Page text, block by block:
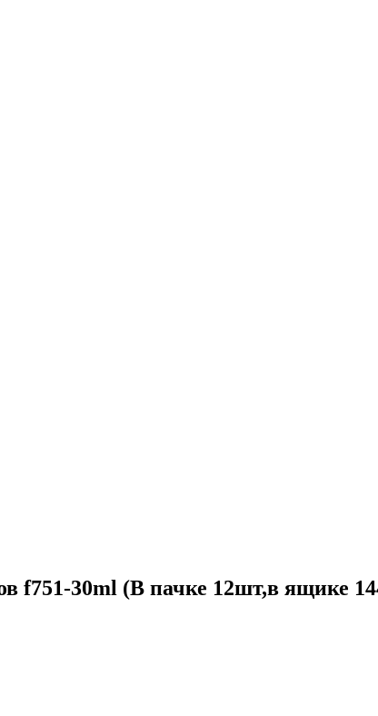
f751-30ml (В пачке 12шт,в ящике